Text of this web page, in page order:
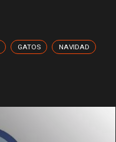
GATOS NAVIDAD